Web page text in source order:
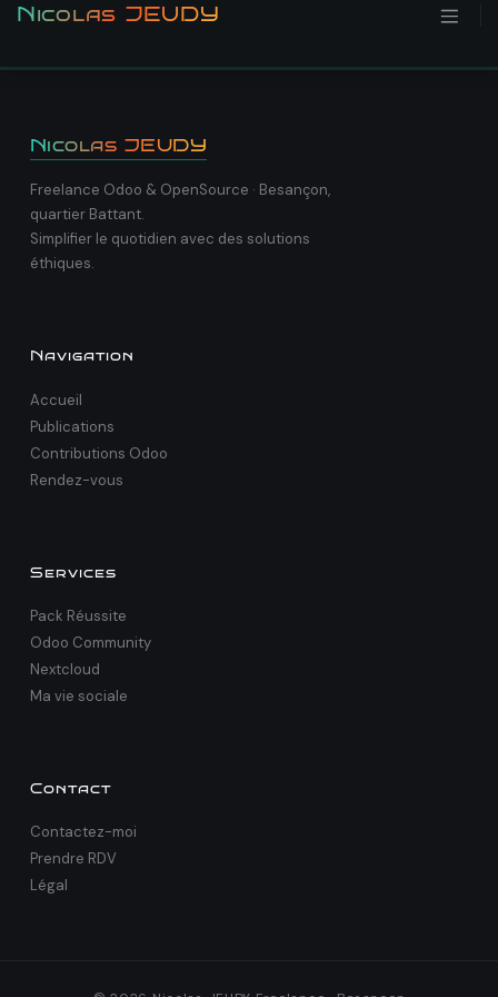
Se rendre au contenu
Nicolas JEUDY
Nicolas JEUDY
Freelance Odoo & OpenSource · Besançon,
quartier Battant.
Simplifier le quotidien avec des solutions
éthiques.
Navigation
Accueil
Publications
Contributions Odoo
Rendez-vous
Services
Pack Réussite
Odoo Community
Nextcloud
Ma vie sociale
Contact
Contactez-moi
Prendre RDV
Légal